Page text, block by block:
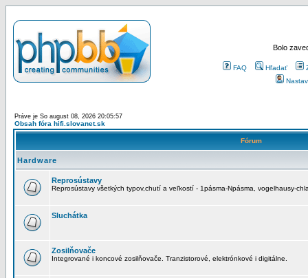
Bolo
FAQ Hľadať
Práve je So august 08, 2026 20:05:57
Obsah fóra hifi.slovanet.sk
Fórum
Hardware
Reprosústavy
Reprosústavy všetkých typov,chutí a veľkostí - 1pásma-Npásma, vogelhausy-
Sluchátka
Zosilňovače
Integrované i koncové zosilňovače. Tranzistorové, elektrónkové i digitálne.